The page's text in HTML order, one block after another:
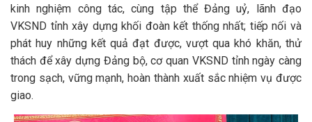
kinh nghiệm công tác, cùng tập thể Đảng uỷ, lãnh đạo
VKSND tỉnh xây dựng khối đoàn kết thống nhất; tiếp nối và
phát huy những kết quả đạt được, vượt qua khó khăn, thử
thách để xây dựng Đảng bộ, cơ quan VKSND tỉnh ngày càng
trong sạch, vững mạnh, hoàn thành xuất sắc nhiệm vụ được
giao.